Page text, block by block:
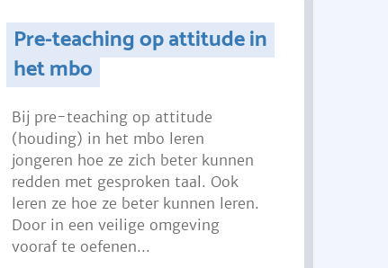
Pre-teaching op attitude in
het mbo
Bij pre-teaching op attitude
(houding) in het mbo leren
jongeren hoe ze zich beter kunnen
redden met gesproken taal. Ook
leren ze hoe ze beter kunnen leren.
Door in een veilige omgeving
vooraf te oefenen...